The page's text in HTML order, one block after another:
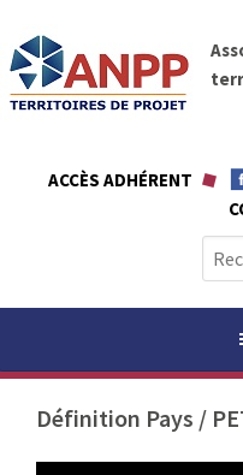
t
A
N
P
P
ACCÈS ADHÉRENT
e
c
c
Définition Pays /